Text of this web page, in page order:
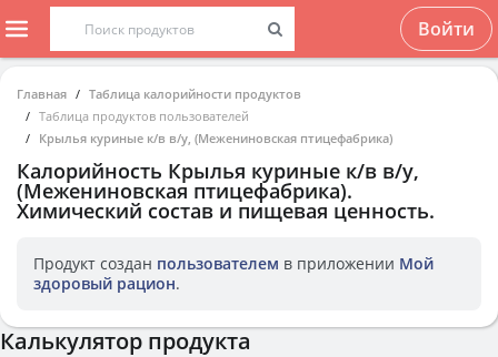
Войти
Главная
Таблица калорийности продуктов
Таблица продуктов пользователей
Крылья куриные к/в в/у, (Межениновская птицефабрика)
Калорийность Крылья куриные к/в в/у,
(Межениновская птицефабрика).
Химический состав и пищевая ценность.
Продукт создан пользователем в приложении Мой
здоровый рацион.
Калькулятор продукта